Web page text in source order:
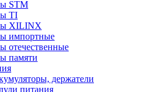
STM
TI
XILINX
импортные
отечественные
памяти
держатели
питания